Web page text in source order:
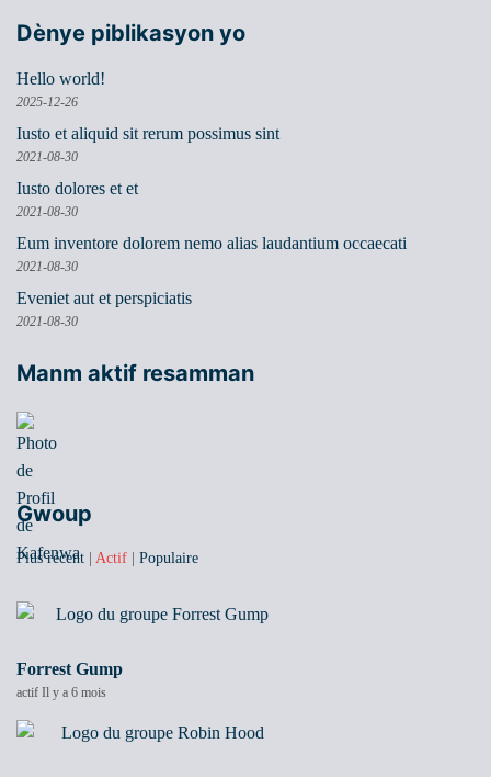
Dènye piblikasyon yo
Hello world!
2025-12-26
Iusto et aliquid sit rerum possimus sint
2021-08-30
Iusto dolores et et
2021-08-30
Eum inventore dolorem nemo alias laudantium occaecati
2021-08-30
Eveniet aut et perspiciatis
2021-08-30
Manm aktif resamman
Gwoup
Plus récent Actif Populaire
Forrest Gump
actif Il y a 6 mois